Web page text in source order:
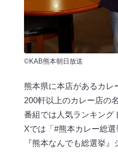
©KAB熊本朝日放送
熊本県に本店があるカレ
200軒以上のカレー店の
番組では人気ランキング
Xでは「#熊本カレー総
『熊本なんでも総選挙